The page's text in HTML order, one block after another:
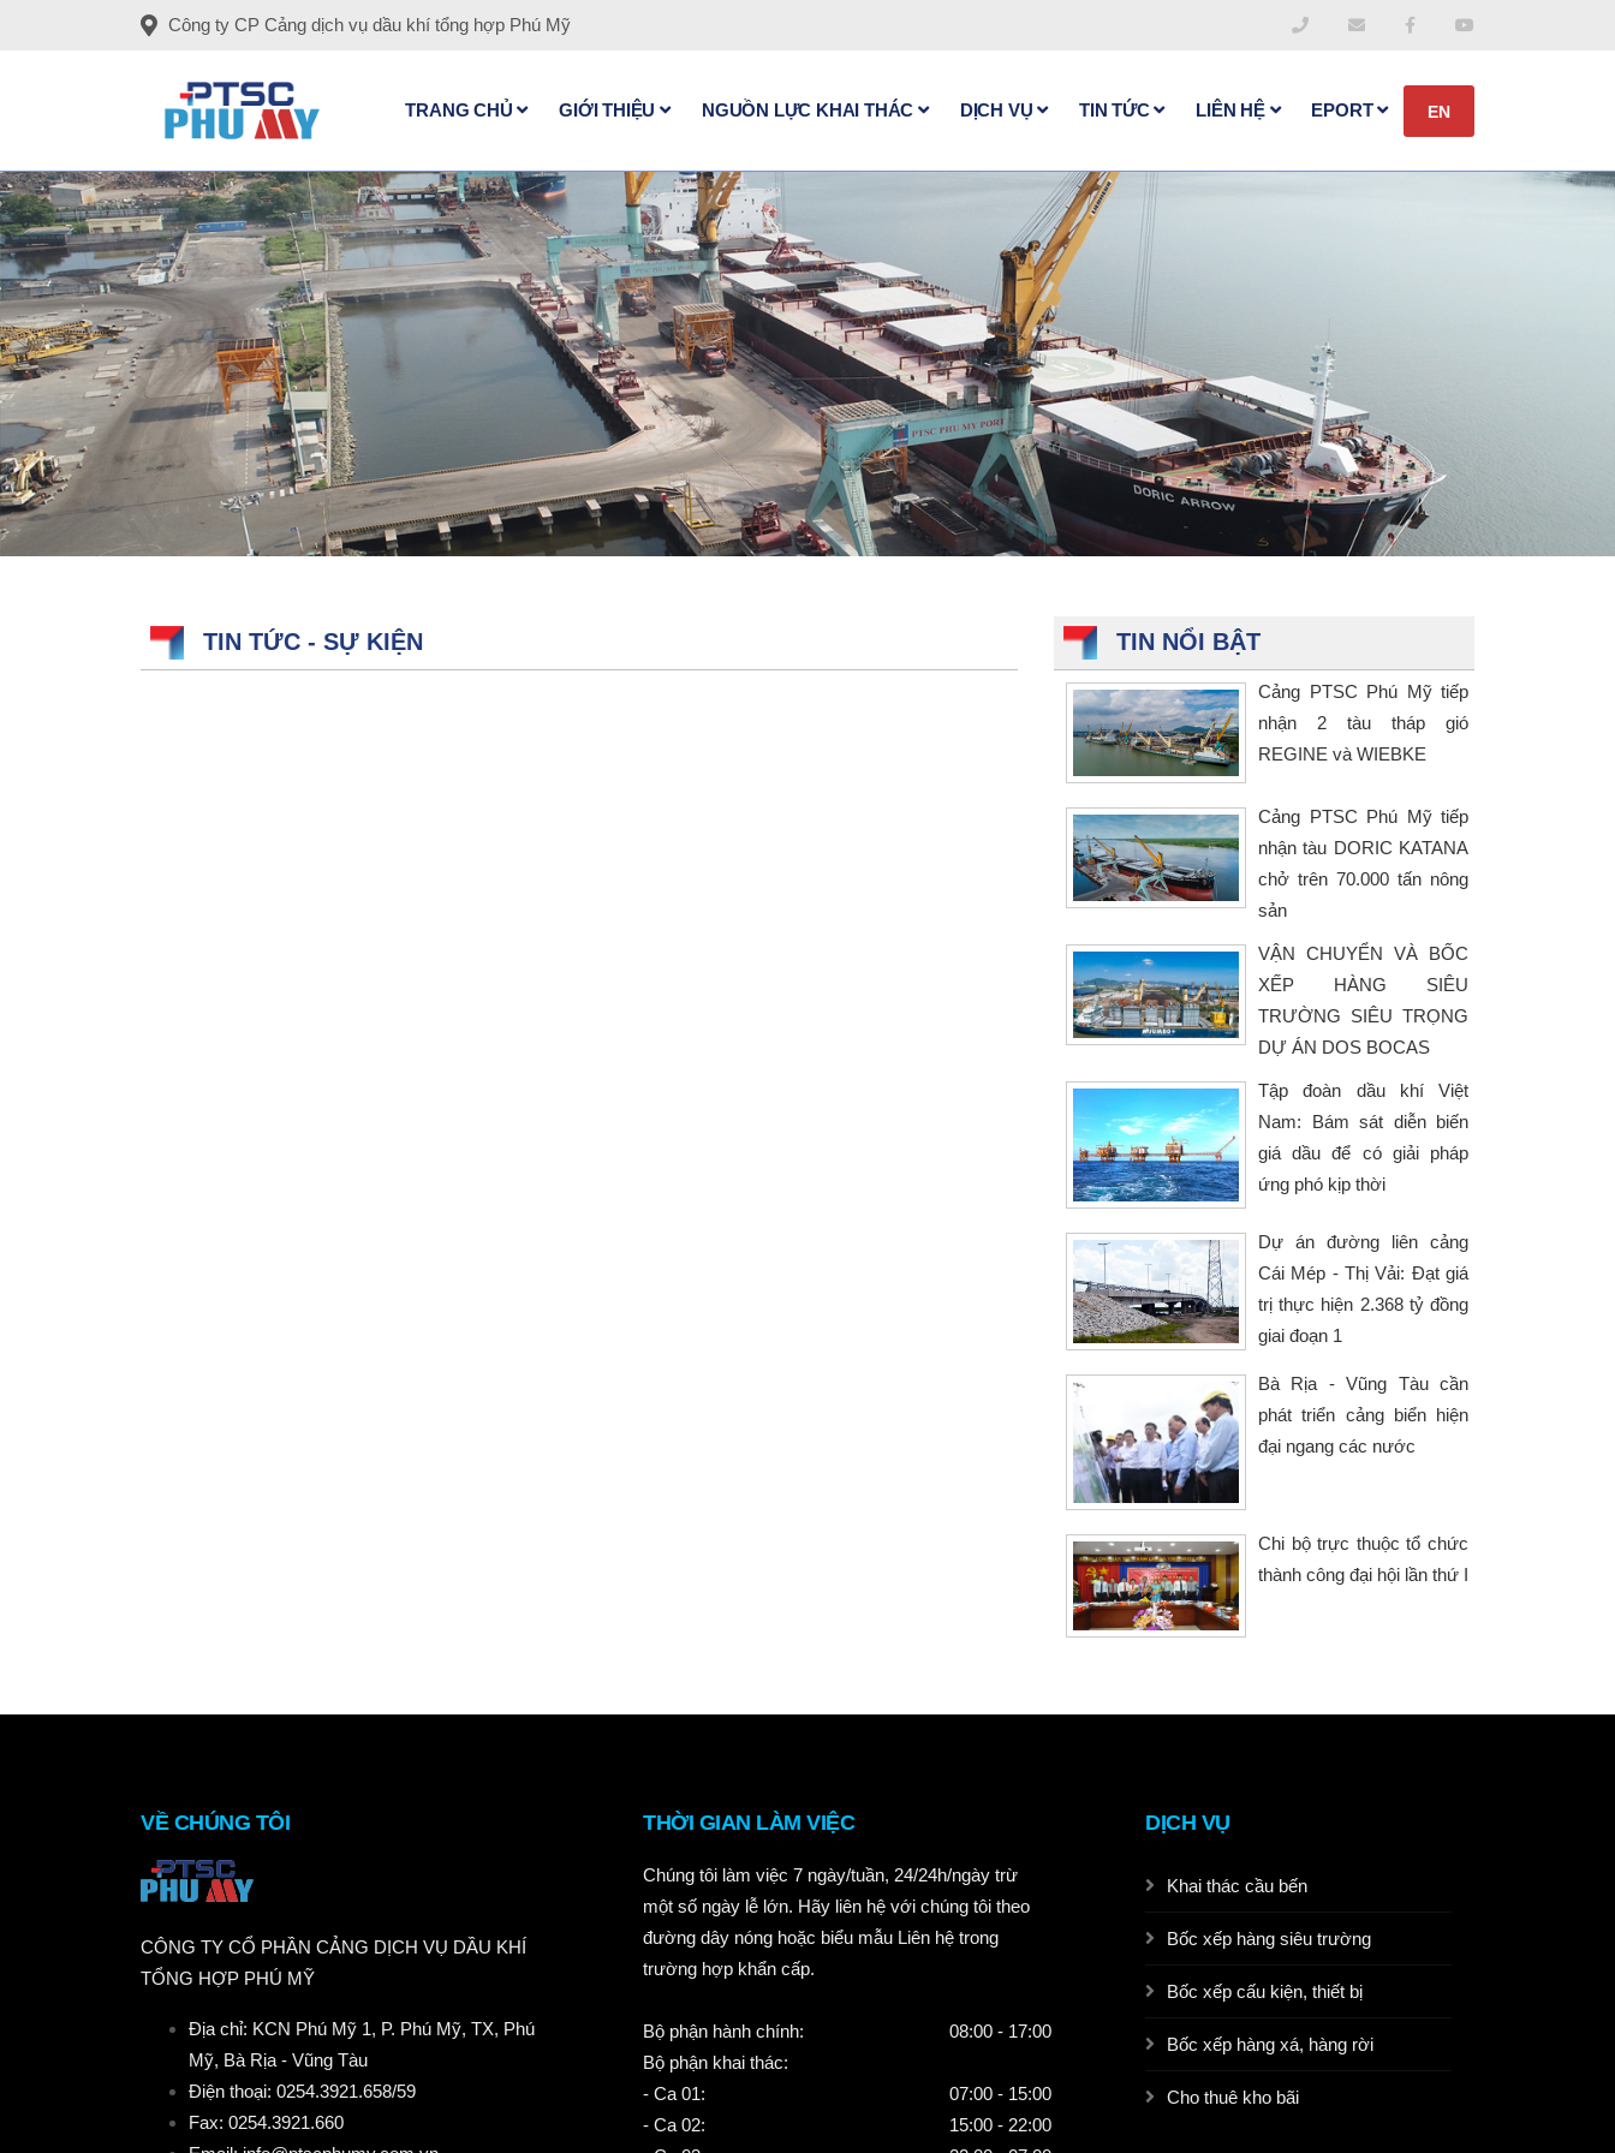
Công ty CP Cảng dịch vụ dầu khí tổng hợp Phú Mỹ
TRANG CHỦ GIỚI THIỆU NGUỒN LỰC KHAI THÁC DỊCH VỤ TIN TỨC LIÊN HỆ EPORT EN
TIN TỨC - SỰ KIỆN TIN NỔI BẬT
Cảng PTSC Phú Mỹ tiếp
nhận 2 tàu tháp gió
REGINE và WIEBKE
Cảng PTSC Phú Mỹ tiếp
nhận tàu DORIC KATANA
chở trên 70.000 tấn nông
sản
VẬN CHUYỂN VÀ BỐC
XẾP HÀNG SIÊU
TRƯỜNG SIÊU TRỌNG
DỰ ÁN DOS BOCAS
Tập đoàn dầu khí Việt
Nam: Bám sát diễn biến
giá dầu để có giải pháp
ứng phó kịp thời
Dự án đường liên cảng
Cái Mép - Thị Vải: Đạt giá
trị thực hiện 2.368 tỷ đồng
giai đoạn 1
Bà Rịa - Vũng Tàu cần
phát triển cảng biển hiện
đại ngang các nước
Chi bộ trực thuộc tổ chức
thành công đại hội lần thứ I
VỀ CHÚNG TÔI
CÔNG TY CỔ PHẦN CẢNG DỊCH VỤ DẦU KHÍ
TỔNG HỢP PHÚ MỸ
Địa chỉ: KCN Phú Mỹ 1, P. Phú Mỹ, TX, Phú
Mỹ, Bà Rịa - Vũng Tàu
Điện thoại: 0254.3921.658/59
Fax: 0254.3921.660
THỜI GIAN LÀM VIỆC
Chúng tôi làm việc 7 ngày/tuần, 24/24h/ngày trừ
một số ngày lễ lớn. Hãy liên hệ với chúng tôi theo
đường dây nóng hoặc biểu mẫu Liên hệ trong
trường hợp khẩn cấp.
Bộ phận hành chính:
08:00 - 17:00
Bộ phận khai thác:
- Ca 01:
07:00 - 15:00
- Ca 02:
15:00 - 22:00
DỊCH VỤ
Khai thác cầu bến
Bốc xếp hàng siêu trường
Bốc xếp cấu kiện, thiết bị
Bốc xếp hàng xá, hàng rời
Cho thuê kho bãi